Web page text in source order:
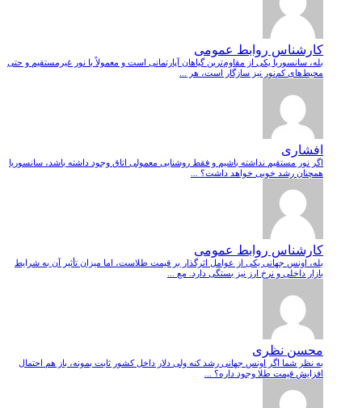
کارشناس روابط عمومی
بله، سانسوریا یکی از مقاوم‌ترین گیاهان آپارتمانی است و معمولاً با نور غیرمستقیم و حتی
محیط‌های کم‌نور نیز سازگار است، هر ...
افشاری
اگر نور مستقیم نداشته باشیم و فقط روشنایی معمولی اتاق وجود داشته باشد، سانسوریا
همچنان رشد خوبی خواهد داشت؟ ...
کارشناس روابط عمومی
بله، اونس جهانی یکی از عوامل اثرگذار بر قیمت طلاست، اما میزان تأثیر آن به شرایط
بازار داخلی و نرخ ارز نیز بستگی دارد. مع ...
محسن نظری
به نظر شما اگر اونس جهانی رشد کنه ولی دلار داخل کشور ثابت بمونه، باز هم احتمال
افزایش قیمت طلا وجود داره؟ ...